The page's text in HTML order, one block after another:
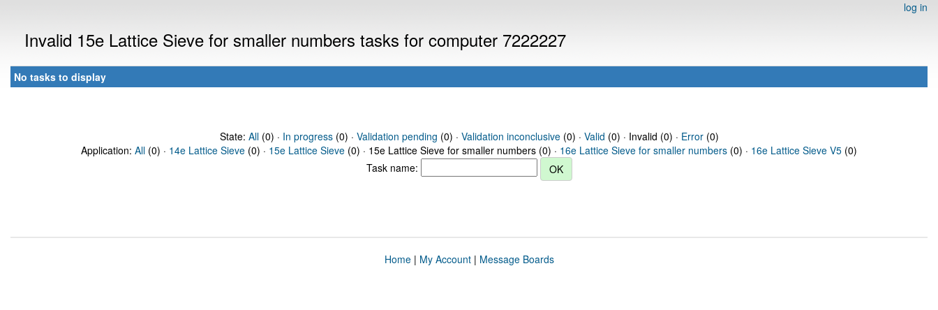
log in
Invalid 15e Lattice Sieve for smaller numbers tasks for computer 7222227
No tasks to display
State: All(0) · In progress(0) · Validation pending (0) · Validation inconclusive(0) · Valid (0) · Invalid (0) · Error(0)
Application: All (0) · 14e Lattice Sieve (0) · 15e Lattice Sieve (0) · 15e Lattice Sieve for smaller numbers (0) · 16e Lattice Sieve for smaller numbers (0) · 16e Lattice Sieve V5 (0)
Task name:
Home| My Account| Message Boards